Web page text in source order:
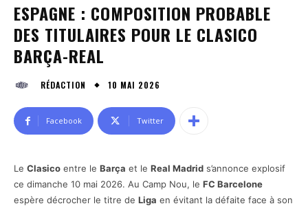
ESPAGNE : COMPOSITION PROBABLE
DES TITULAIRES POUR LE CLASICO
BARÇA-REAL
RÉDACTION 10 MAI 2026
Facebook Twitter
Le Clasico entre le Barça et le Real Madrid s’annonce explosif
ce dimanche 10 mai 2026. Au Camp Nou, le FC Barcelone
espère décrocher le titre de Liga en évitant la défaite face à son